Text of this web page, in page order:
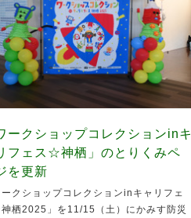
ークショップコレクションinキ
フェス☆神栖」のとりくみペ
を更新
ークショップコレクションinキャリフェ
栖2025」を11/15（土）にかみす防災